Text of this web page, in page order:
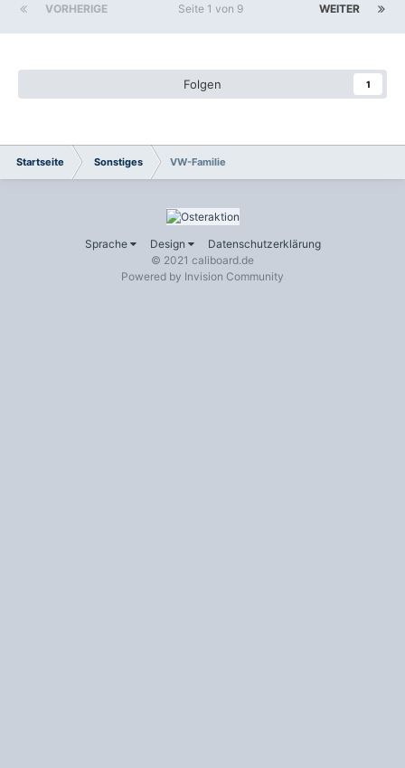
VORHERIGE WEITER
Seite 1 von 9
Folgen 1
Startseite Sonstiges VW-Familie
Sprache Design
Datenschutzerklärung
© 2021 caliboard.de
Powered by Invision Community